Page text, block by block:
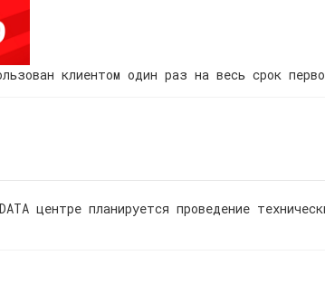
клиентом один раз на весь срок
центре планируется проведение